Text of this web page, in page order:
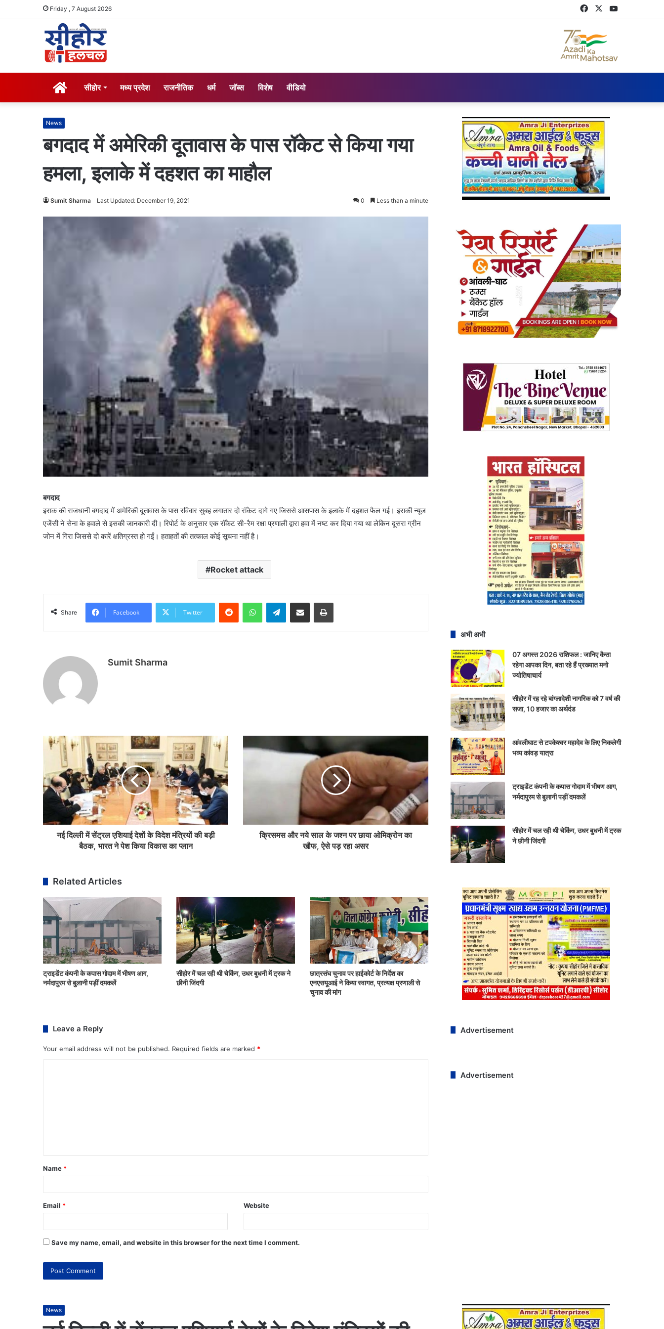
Friday , 7 August 2026 Twitter
Facebook
सीहोर मध्य प्रदेश राजनीतिक धर्म जॉब्स विशेष वीडियो
News
बगदाद में अमेरिकी दूतावास के पास रॉकेट से किया गया
हमला, इलाके में दहशत का माहौल
Sumit Sharma Last Updated: December 19, 2021 0 Less than a minute
बगदाद
इराक की राजधानी बगदाद में अमेरिकी दूतावास के पास रविवार सुबह लगातार दो रॉकेट दागे गए जिससे आसपास के इलाके में दहशत फैल गई। इराकी न्यूज
एजेंसी ने सेना के हवाले से इसकी जानकारी दी। रिपोर्ट के अनुसार एक रॉकेट सी-रैम रक्षा प्रणाली द्वारा हवा में नष्ट कर दिया गया था लेकिन दूसरा ग्रीन
जोन में गिरा जिससे दो कारें क्षतिग्रस्त हो गईं। हताहतों की तत्काल कोई सूचना नहीं है।
Rocket attack
Share Facebook Twitter
Telegram
Sumit Sharma
नई दिल्ली में सेंट्रल एशियाई देशों के विदेश मंत्रियों की बड़ी
बैठक, भारत ने पेश किया विकास का प्लान
क्रिसमस और नये साल के जश्न पर छाया ओमिक्रोन का
खौफ, ऐसे पड़ रहा असर
Related Articles
ट्राइडेंट कंपनी के कपास गोदाम में भीषण आग,
नर्मदापुरम से बुलानी पड़ीं दमकलें
सीहोर में चल रही थी चेकिंग, उधर बुधनी में ट्रक ने
छीनी जिंदगी
छात्रसंघ चुनाव पर हाईकोर्ट के निर्देश का
एनएसयूआई ने किया स्वागत, प्रत्यक्ष प्रणाली से
चुनाव की मांग
Leave a Reply
Your email address will not be published. Required fields are marked *
Name *
Email * Website
Save my name, email, and website in this browser for the next time I comment.
अभी अभी
07 अगस्त 2026 राशिफल : जानिए कैसा
रहेगा आपका दिन, बता रहे हैं प्रख्यात मनो
ज्योतिषाचार्य
सीहोर में रह रहे बांग्लादेशी नागरिक को 7 वर्ष की
सजा, 10 हजार का अर्थदंड
आंवलीघाट से टपकेश्वर महादेव के लिए निकलेगी
भव्य कांवड़ यात्रा
ट्राइडेंट कंपनी के कपास गोदाम में भीषण आग,
नर्मदापुरम से बुलानी पड़ीं दमकलें
सीहोर में चल रही थी चेकिंग, उधर बुधनी में ट्रक
ने छीनी जिंदगी
Advertisement
Advertisement